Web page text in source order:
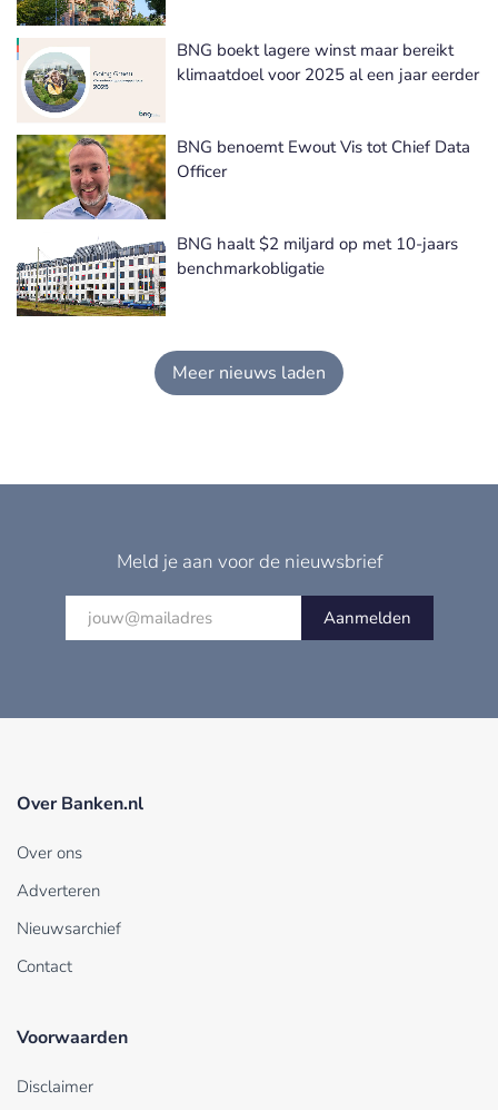
BNG boekt lagere winst maar bereikt
klimaatdoel voor 2025 al een jaar eerder
BNG benoemt Ewout Vis tot Chief Data
Officer
BNG haalt $2 miljard op met 10-jaars
benchmarkobligatie
Meer nieuws laden
Meld je aan voor de nieuwsbrief
Aanmelden
Over Banken.nl
Over ons
Adverteren
Nieuwsarchief
Contact
Voorwaarden
Disclaimer